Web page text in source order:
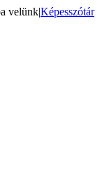
velünk|Képesszótár